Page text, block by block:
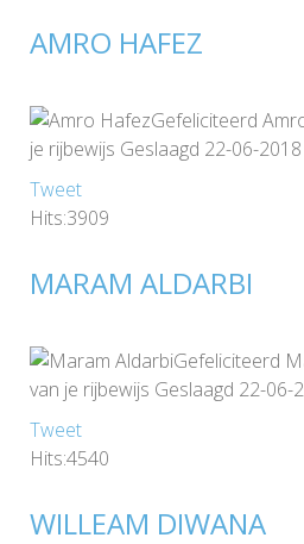
AMRO HAFEZ
Gefeliciteerd
je rijbewijs Geslaagd 22-06-2018
Tweet
Hits:3909
MARAM ALDARBI
Gefeliciteerd
van je rijbewijs Geslaagd 22-06-
Tweet
Hits:4540
WILLEAM DIWANA